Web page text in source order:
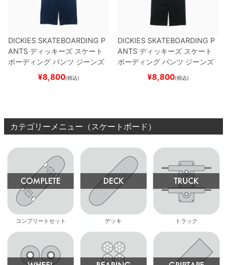
DICKIES SKATEBOARDING P
ANTS ディッキーズ スケート
ボーディング パンツ ジーンズ
SLIM FIT 30 LENGTH
スケートボード スケボ
¥8,800(税込)
DICKIES SKATEBOARDING P
ANTS ディッキーズ スケート
ボーディング パンツ ジーンズ
SLIM FIT 30 LENGTH
スケートボード スケボー
¥8,800(税込)
カテゴリーメニュー（スケートボード）
コンプリートセット デッキ トラック